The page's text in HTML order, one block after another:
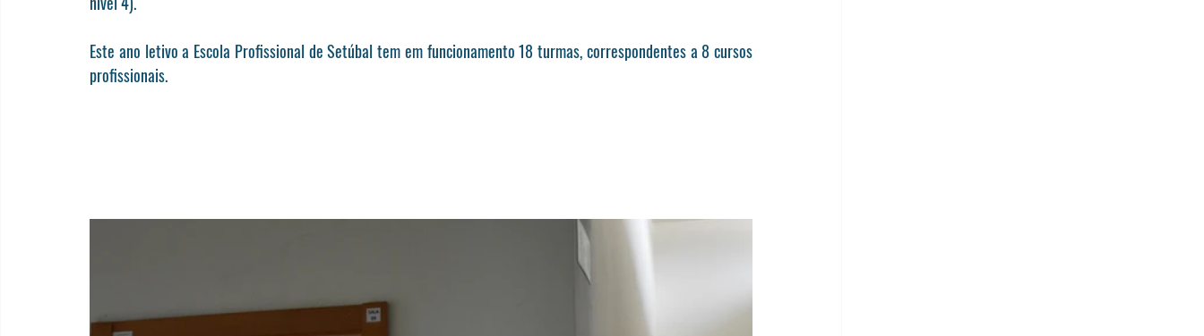
Este ano letivo a Escola Profissional de Setúbal tem em funcionamento 18 turmas, correspondentes a 8 cursos
profissionais.